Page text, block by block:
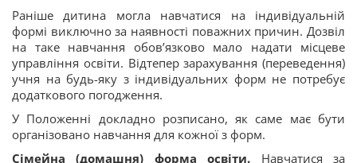
Раніше дитина могла навчатися на індивідуальній
формі виключно за наявності поважних причин. Дозвіл
на таке навчання обов’язково мало надати місцеве
управління освіти. Відтепер зарахування (переведення)
учня на будь-яку з індивідуальних форм не потребує
додаткового погодження.
У Положенні докладно розписано, як саме має бути
організовано навчання для кожної з форм.
Сімейна (домашня) форма освіти. Навчатися за